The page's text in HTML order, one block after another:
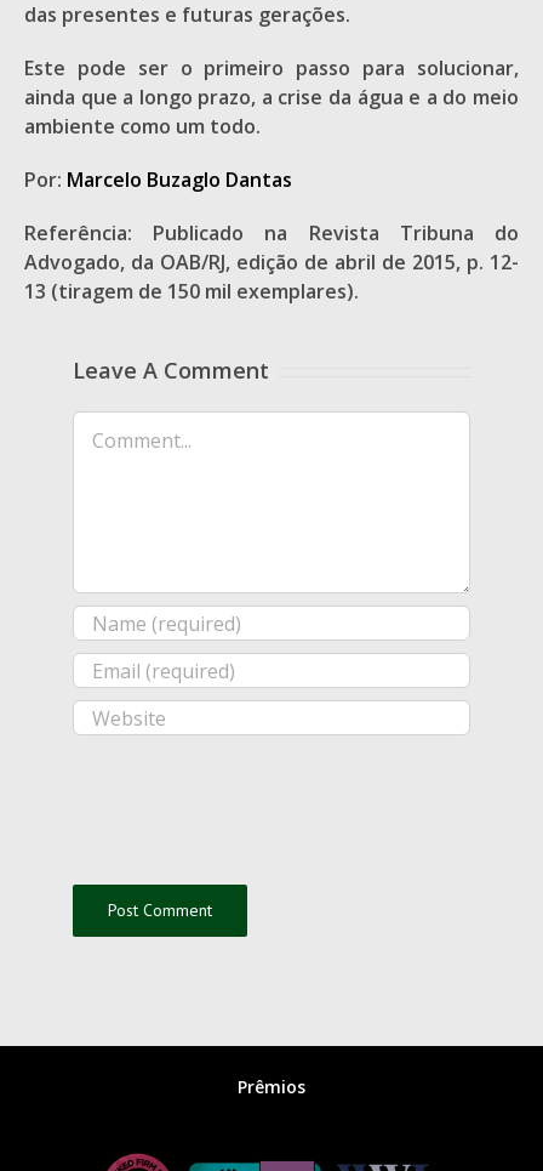
das presentes e futuras gerações.
Este pode ser o primeiro passo para solucionar,
ainda que a longo prazo, a crise da água e a do meio
ambiente como um todo.
Por: Marcelo Buzaglo Dantas
Referência: Publicado na Revista Tribuna do
Advogado, da OAB/RJ, edição de abril de 2015, p. 12-
13 (tiragem de 150 mil exemplares).
Leave A Comment
Comment
Prêmios